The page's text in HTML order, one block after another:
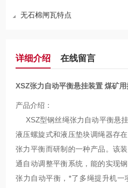
无石棉闸瓦特点
详细介绍 在线留言
XSZ张力自动平衡悬挂装置 煤矿
产品介绍：
XSZ型钢丝绳张力自动平衡悬
液压螺旋式和液压垫块调绳器存
张力平衡而研制的一种产品。该
通自动调整平衡系统，能的实现
张力自动平衡，*了多绳提升机一